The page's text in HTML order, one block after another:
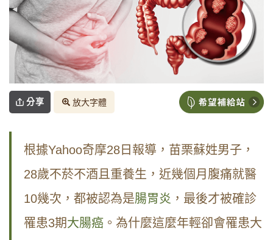
分享 放大字體
根據Yahoo奇摩28日報導，苗栗蘇姓男子，
28歲不菸不酒且重養生，近幾個月腹痛就醫
10幾次，都被認為是腸胃炎 ，最後才被確診
罹患3期大腸癌 。為什麼這麼年輕卻會罹患大